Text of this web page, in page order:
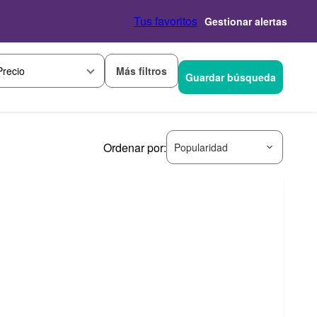
Tus favoritos Gestionar alertas
Más filtros Guardar búsqueda
Ordenar por: Popularidad